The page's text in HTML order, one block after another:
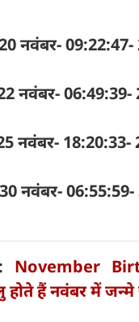
नवंबर-
नवंबर-
नवंबर- 18:20:33-
नवंबर-
November
होते हैं नवंबर में